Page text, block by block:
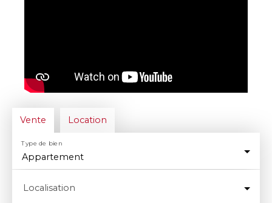
Vente Location
Appartement
Type de bien
Localisation